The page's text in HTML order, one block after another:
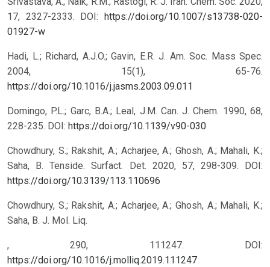
17, 2327-2333. DOI: https://doi.org/10.1007/s13738-020-
01927-w
Hadi, L.; Richard, A.J.O.; Gavin, E.R. J. Am. Soc. Mass Spec.
2004, 15(1), 65-76.
https://doi.org/10.1016/j.jasms.2003.09.011
Domingo, P.L.; Garc, B.A.; Leal, J.M. Can. J. Chem. 1990, 68,
228-235. DOI: https://doi.org/10.1139/v90-030
Chowdhury, S.; Rakshit, A.; Acharjee, A.; Ghosh, A.; Mahali, K.;
Saha, B. Tenside. Surfact. Det. 2020, 57, 298-309. DOI:
https://doi.org/10.3139/113.110696
Chowdhury, S.; Rakshit, A.; Acharjee, A.; Ghosh, A.; Mahali, K.;
Saha, B. J. Mol. Liq.
, 290, 111247. DOI:
https://doi.org/10.1016/j.molliq.2019.111247